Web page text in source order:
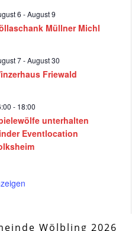
6 -August 9
Müllner Michl
7-August 30
Friewald
- 18:00
unterhalten
Eventlocation
Wölbling 2026